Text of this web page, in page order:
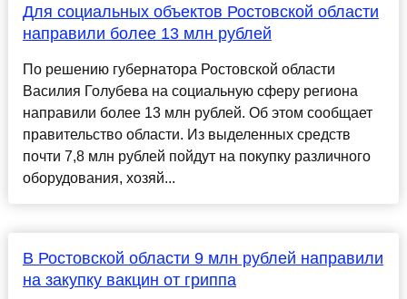
Для социальных объектов Ростовской области
направили более 13 млн рублей
По решению губернатора Ростовской области
Василия Голубева на социальную сферу региона
направили более 13 млн рублей. Об этом сообщает
правительство области. Из выделенных средств
почти 7,8 млн рублей пойдут на покупку различного
оборудования, хозяй...
В Ростовской области 9 млн рублей направили
на закупку вакцин от гриппа